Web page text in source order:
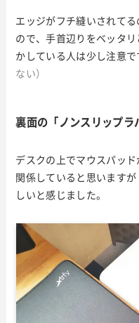
エッジがフチ縫いされて
ので、手首辺りをベッタ
かしている人は少し注意で
ない）
裏面の「ノンスリップラ
デスクの上でマウスパッ
関係していると思いますが
しいと感じました。